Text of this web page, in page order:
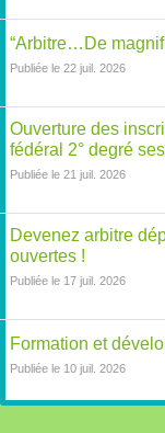
“Arbitre…De
Publiée le 22 juil. 2026
Ouverture des
fédéral 2° degré
Publiée le 21 juil. 2026
Devenez arbitre
ouvertes !
Publiée le 17 juil. 2026
Formation et
Publiée le 10 juil. 2026